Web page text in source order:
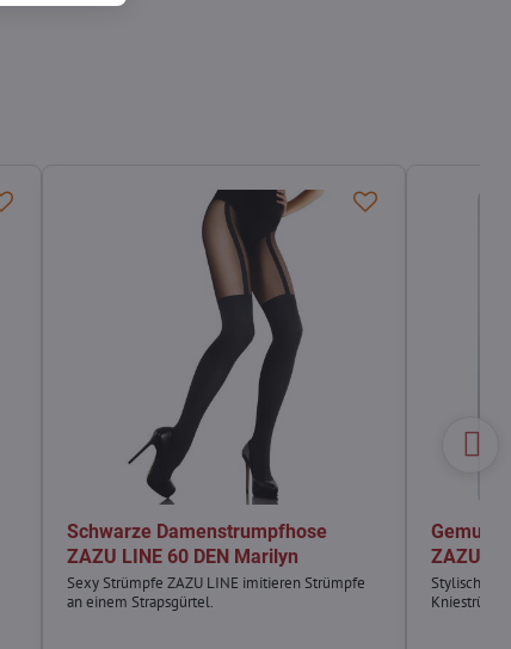
Schwarze Damenstrumpfhose
ZAZU LINE 60 DEN Marilyn
Sexy Strümpfe ZAZU LINE imitieren Strümpfe
an einem Strapsgürtel.
ZAZU
Stylische